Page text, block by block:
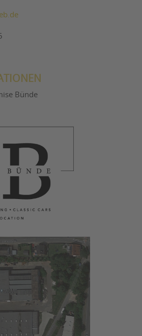
Bünde